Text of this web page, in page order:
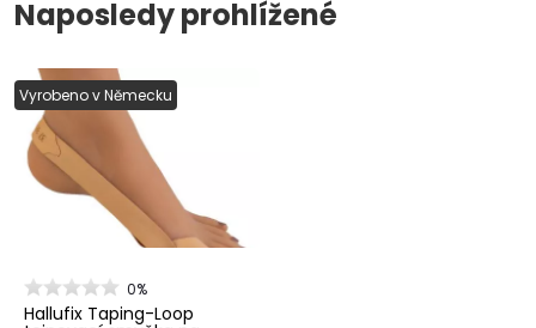
Naposledy prohlížené
Vyrobeno v Německu
0%
Hallufix Taping-Loop